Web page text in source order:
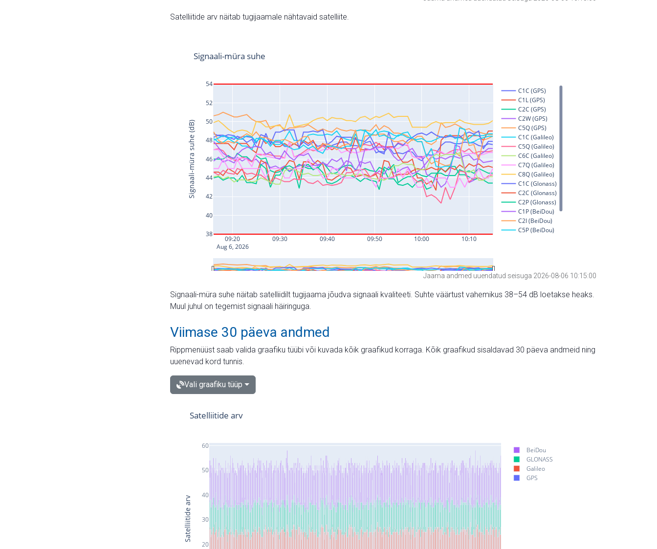
Satelliitide arv näitab tugijaamale nähtavaid satelliite.
Jaama andmed uuendatud seisuga 2026-08-06 10:15:00
Signaali-müra suhe näitab satelliidilt tugijaama jõudva signaali kvaliteeti. Suhte väärtust vahemikus 38–54 dB loetakse heaks.
Muul juhul on tegemist signaali häiringuga.
Viimase 30 päeva andmed
Rippmenüüst saab valida graafiku tüübi või kuvada kõik graafikud korraga. Kõik graafikud sisaldavad 30 päeva andmeid ning
uuenevad kord tunnis.
Vali graafiku tüüp
20
30
40
50
60
BeiDou
GLONASS
Galileo
GPS
Satelliitide arv
Satelliitide arv